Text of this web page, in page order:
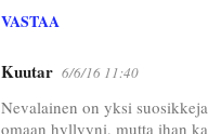
VASTAA
Kuutar 6/6/16 11:40
Nevalainen on yksi
omaan hyllyyni, mutta ihan